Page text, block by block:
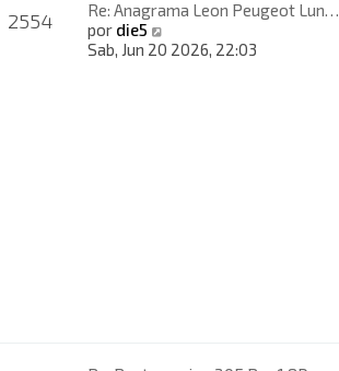
2554
Re: Anagrama Leon Peugeot Lun…
por die5
e
Sab, Jun 20 2026, 22:03